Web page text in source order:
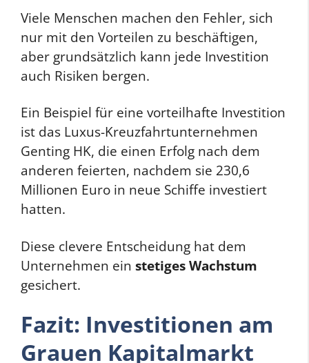
Viele Menschen machen den Fehler, sich
nur mit den Vorteilen zu beschäftigen,
aber grundsätzlich kann jede Investition
auch Risiken bergen.
Ein Beispiel für eine vorteilhafte Investition
ist das Luxus-Kreuzfahrtunternehmen
Genting HK, die einen Erfolg nach dem
anderen feierten, nachdem sie 230,6
Millionen Euro in neue Schiffe investiert
hatten.
Diese clevere Entscheidung hat dem
Unternehmen ein stetiges Wachstum
gesichert.
Fazit: Investitionen am
Grauen Kapitalmarkt